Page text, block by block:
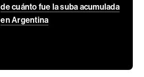
de cuánto fue la suba acumulada
en Argentina